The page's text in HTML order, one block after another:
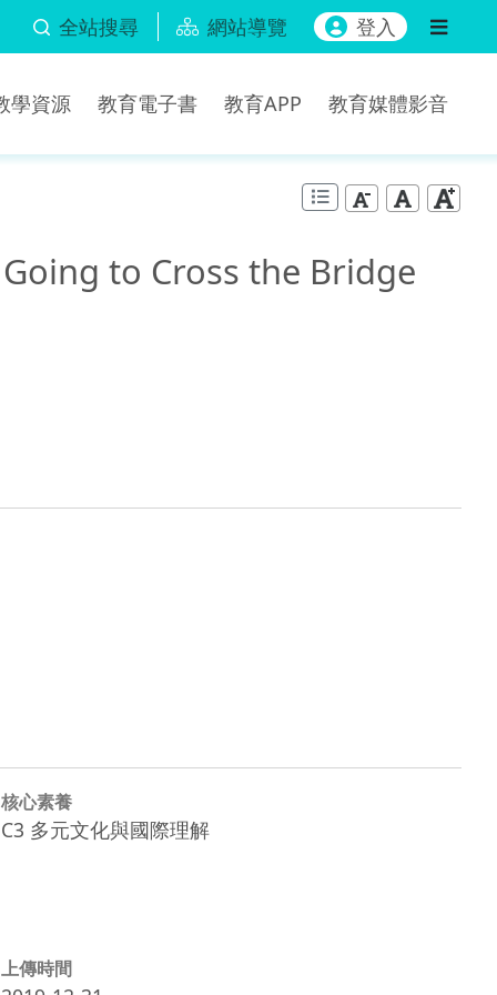
全站搜尋 網站導覽 登入
學資源 教育電子書 教育APP 教育媒體影音
to Cross the Bridge
核心素養
C3 多元文化與國際理解
上傳時間